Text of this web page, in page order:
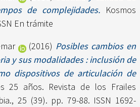
de complejidades. Kosmos
En trámite
(2016) Posibles cambios en
y sus modalidades : inclusión de
dispositivos de articulación de
25 años. Revista de los Frailes
25 (39). pp. 79-88. ISSN 1692-